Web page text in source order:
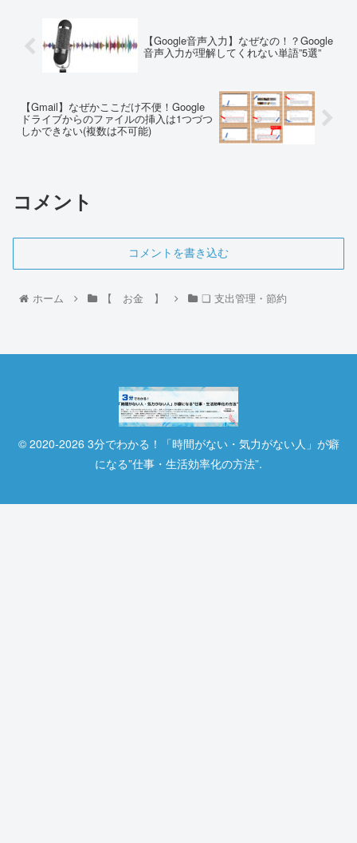
【Google音声入力】なぜなの！？Google
音声入力が理解してくれない単語”5選”
【Gmail】なぜかここだけ不便！Google
ドライブからのファイルの挿入は1つづつ
しかできない(複数は不可能)
コメント
コメントを書き込む
ホーム 【 お金 】 ❏ 支出管理・節約
© 2020-2026 3分でわかる！「時間がない・気力がない人」が癖
になる”仕事・生活効率化の方法”.